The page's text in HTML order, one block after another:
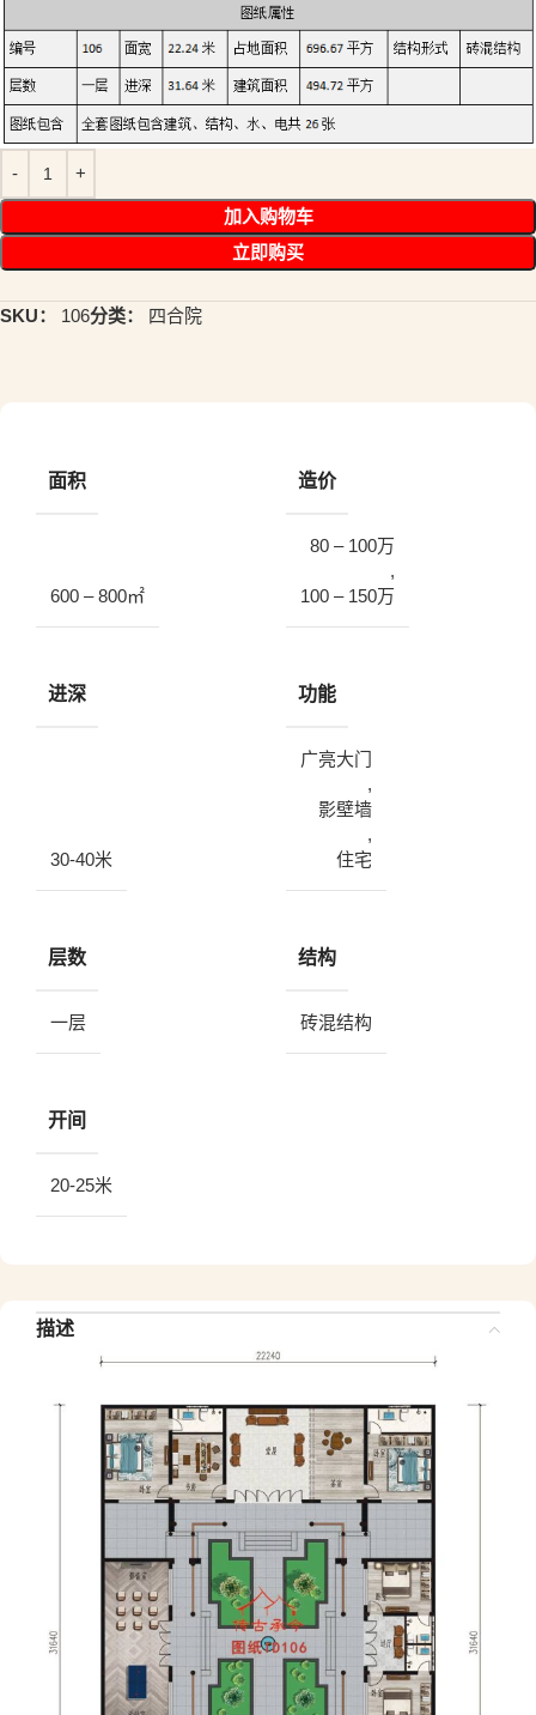
加入购物车
立即购买
SKU： 106分类： 四合院
面积
600 – 800㎡
造价
80 – 100万
,
100 – 150万
进深
30-40米
功能
广亮大门
,
影壁墙
,
住宅
层数
一层
结构
砖混结构
开间
20-25米
描述